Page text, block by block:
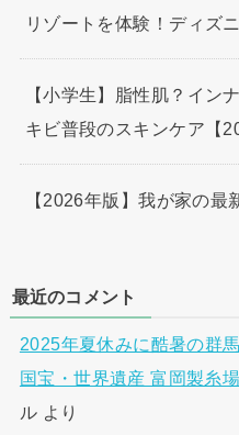
リゾートを体験！ディズ
【小学生】脂性肌？イン
キビ普段のスキンケア【
【2026年版】我が家の最
最近のコメント
2025年夏休みに酷暑の群
国宝・世界遺産 富岡製糸
ル より